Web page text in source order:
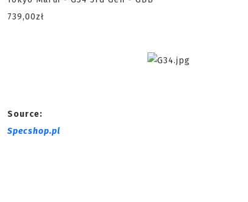
739,00zł
Source:
Specshop.pl